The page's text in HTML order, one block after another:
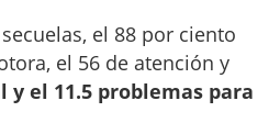
el 88 por ciento
el 56 de atención y
y el 11.5 problemas para